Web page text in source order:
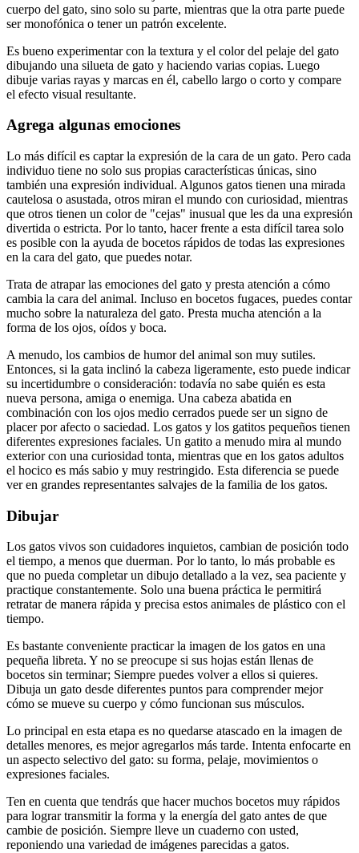
cuerpo del gato, sino solo su parte, mientras que la otra parte puede
ser monofónica o tener un patrón excelente.
Es bueno experimentar con la textura y el color del pelaje del gato
dibujando una silueta de gato y haciendo varias copias. Luego
dibuje varias rayas y marcas en él, cabello largo o corto y compare
el efecto visual resultante.
Agrega algunas emociones
Lo más difícil es captar la expresión de la cara de un gato. Pero cada
individuo tiene no solo sus propias características únicas, sino
también una expresión individual. Algunos gatos tienen una mirada
cautelosa o asustada, otros miran el mundo con curiosidad, mientras
que otros tienen un color de "cejas" inusual que les da una expresión
divertida o estricta. Por lo tanto, hacer frente a esta difícil tarea solo
es posible con la ayuda de bocetos rápidos de todas las expresiones
en la cara del gato, que puedes notar.
Trata de atrapar las emociones del gato y presta atención a cómo
cambia la cara del animal. Incluso en bocetos fugaces, puedes contar
mucho sobre la naturaleza del gato. Presta mucha atención a la
forma de los ojos, oídos y boca.
A menudo, los cambios de humor del animal son muy sutiles.
Entonces, si la gata inclinó la cabeza ligeramente, esto puede indicar
su incertidumbre o consideración: todavía no sabe quién es esta
nueva persona, amiga o enemiga. Una cabeza abatida en
combinación con los ojos medio cerrados puede ser un signo de
placer por afecto o saciedad. Los gatos y los gatitos pequeños tienen
diferentes expresiones faciales. Un gatito a menudo mira al mundo
exterior con una curiosidad tonta, mientras que en los gatos adultos
el hocico es más sabio y muy restringido. Esta diferencia se puede
ver en grandes representantes salvajes de la familia de los gatos.
Dibujar
Los gatos vivos son cuidadores inquietos, cambian de posición todo
el tiempo, a menos que duerman. Por lo tanto, lo más probable es
que no pueda completar un dibujo detallado a la vez, sea paciente y
practique constantemente. Solo una buena práctica le permitirá
retratar de manera rápida y precisa estos animales de plástico con el
tiempo.
Es bastante conveniente practicar la imagen de los gatos en una
pequeña libreta. Y no se preocupe si sus hojas están llenas de
bocetos sin terminar; Siempre puedes volver a ellos si quieres.
Dibuja un gato desde diferentes puntos para comprender mejor
cómo se mueve su cuerpo y cómo funcionan sus músculos.
Lo principal en esta etapa es no quedarse atascado en la imagen de
detalles menores, es mejor agregarlos más tarde. Intenta enfocarte en
un aspecto selectivo del gato: su forma, pelaje, movimientos o
expresiones faciales.
Ten en cuenta que tendrás que hacer muchos bocetos muy rápidos
para lograr transmitir la forma y la energía del gato antes de que
cambie de posición. Siempre lleve un cuaderno con usted,
reponiendo una variedad de imágenes parecidas a gatos.